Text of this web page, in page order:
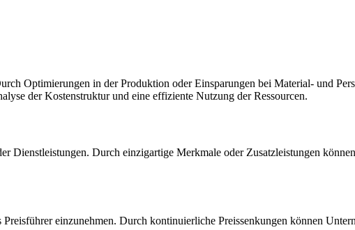
Optimierungen in der Produktion oder Einsparungen bei Material- und
der Kostenstruktur und eine effiziente Nutzung der Ressourcen.
Dienstleistungen. Durch einzigartige Merkmale oder Zusatzleistungen
einzunehmen. Durch kontinuierliche Preissenkungen können